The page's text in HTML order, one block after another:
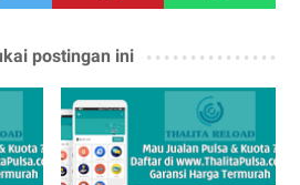
postingan ini